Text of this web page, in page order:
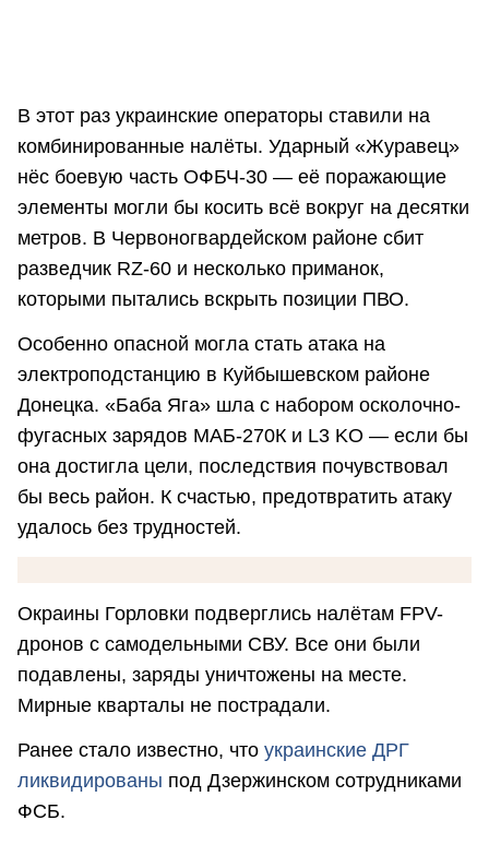
В этот раз украинские операторы ставили на
комбинированные налёты. Ударный «Журавец»
нёс боевую часть ОФБЧ-30 — её поражающие
элементы могли бы косить всё вокруг на десятки
метров. В Червоногвардейском районе сбит
разведчик RZ-60 и несколько приманок,
которыми пытались вскрыть позиции ПВО.
Особенно опасной могла стать атака на
электроподстанцию в Куйбышевском районе
Донецка. «Баба Яга» шла с набором осколочно-
фугасных зарядов МАБ-270К и L3 KO — если бы
она достигла цели, последствия почувствовал
бы весь район. К счастью, предотвратить атаку
удалось без трудностей.
Окраины Горловки подверглись налётам FPV-
дронов с самодельными СВУ. Все они были
подавлены, заряды уничтожены на месте.
Мирные кварталы не пострадали.
Ранее стало известно, что украинские ДРГ
ликвидированы под Дзержинском сотрудниками
ФСБ.